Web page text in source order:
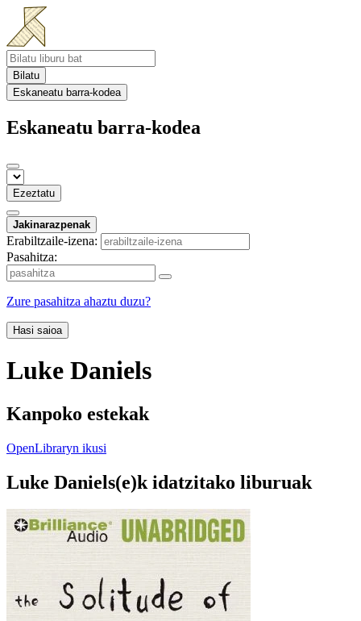
Bilatu
Eskaneatu barra-kodea
Eskaneatu barra-kodea
Ezeztatu
Jakinarazpenak
Erabiltzaile-izena:
Pasahitza:
Zure pasahitza ahaztu duzu?
Hasi saioa
Luke Daniels
Kanpoko estekak
OpenLibraryn ikusi
Luke Daniels(e)k idatzitako liburuak